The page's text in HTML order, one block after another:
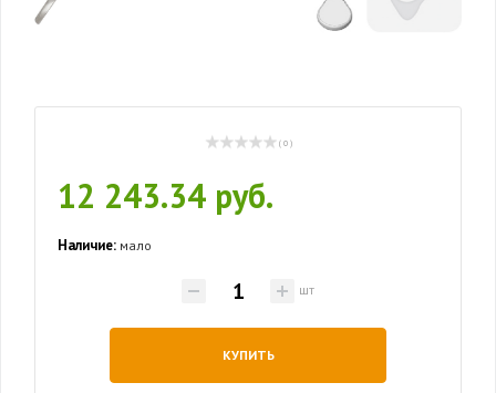
( 0 )
12 243.34 руб.
Наличие: мало
шт
КУПИТЬ